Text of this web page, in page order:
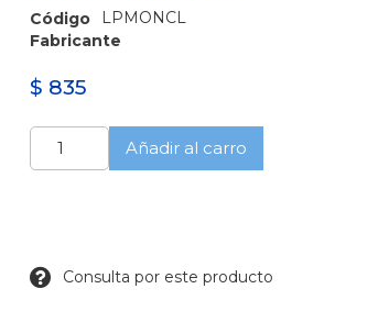
Código
LPMONCL
Fabricante
$ 835
Paramonoclorofenol
alcanforado
Añadir al carro
Consulta por este producto